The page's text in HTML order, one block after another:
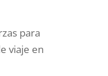
para
viaje en